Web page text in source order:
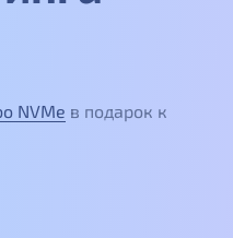
NVMe в подарок к